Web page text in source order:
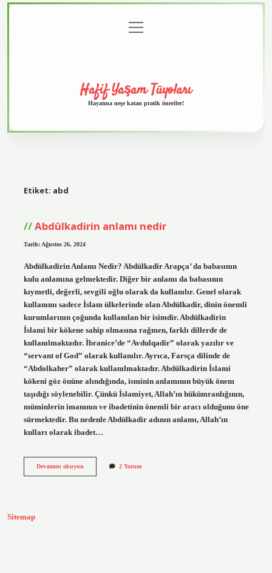
menüyü
aç
Hafif Yaşam Tüyoları
Hayatına neşe katan pratik öneriler!
Etiket: abd
Abdülkadirin anlamı nedir
Tarih: Ağustos 26, 2024
Abdülkadirin Anlamı Nedir? Abdülkadir Arapça’ da babasının
kulu anlamına gelmektedir. Diğer bir anlamı da babasının
kıymetli, değerli, sevgili oğlu olarak da kullanılır. Genel olarak
kullanımı sadece İslam ülkelerinde olan Abdülkadir, dinin önemli
kurumlarının çoğunda kullanılan bir isimdir. Abdülkadirin
İslami bir kökene sahip olmasına rağmen, farklı dillerde de
kullanılmaktadır. İbranice’de “Avdulqadir” olarak yazılır ve
“servant of God” olarak kullanılır. Ayrıca, Farsça dilinde de
“Abdolkaher” olarak kullanılmaktadır. Abdülkadirin İslami
kökeni göz önüne alındığında, isminin anlamının büyük önem
taşıdığı söylenebilir. Çünkü İslamiyet, Allah’ın hükümranlığının,
müminlerin imanının ve ibadetinin önemli bir aracı olduğunu öne
sürmektedir. Bu nedenle Abdülkadir adının anlamı, Allah’ın
kulları olarak ibadet…
Devamını okuyunAbdülkadirin2 Yorum
Sitemap